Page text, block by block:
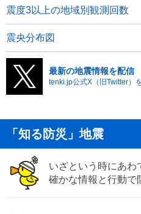
震度3以上の地域別観測回数
震央分布図
最新の地震情報を配信
tenki.jp公式X（旧Twitter）
「知る防災」地震
いざという時にあわ
確かな情報と行動で